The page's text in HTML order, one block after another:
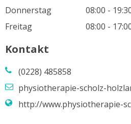
Donnerstag
08:00 -
Freitag
08:00 -
Kontakt
(0228) 485858
physiotherapie-scholz-
http://www.physiotherapie-